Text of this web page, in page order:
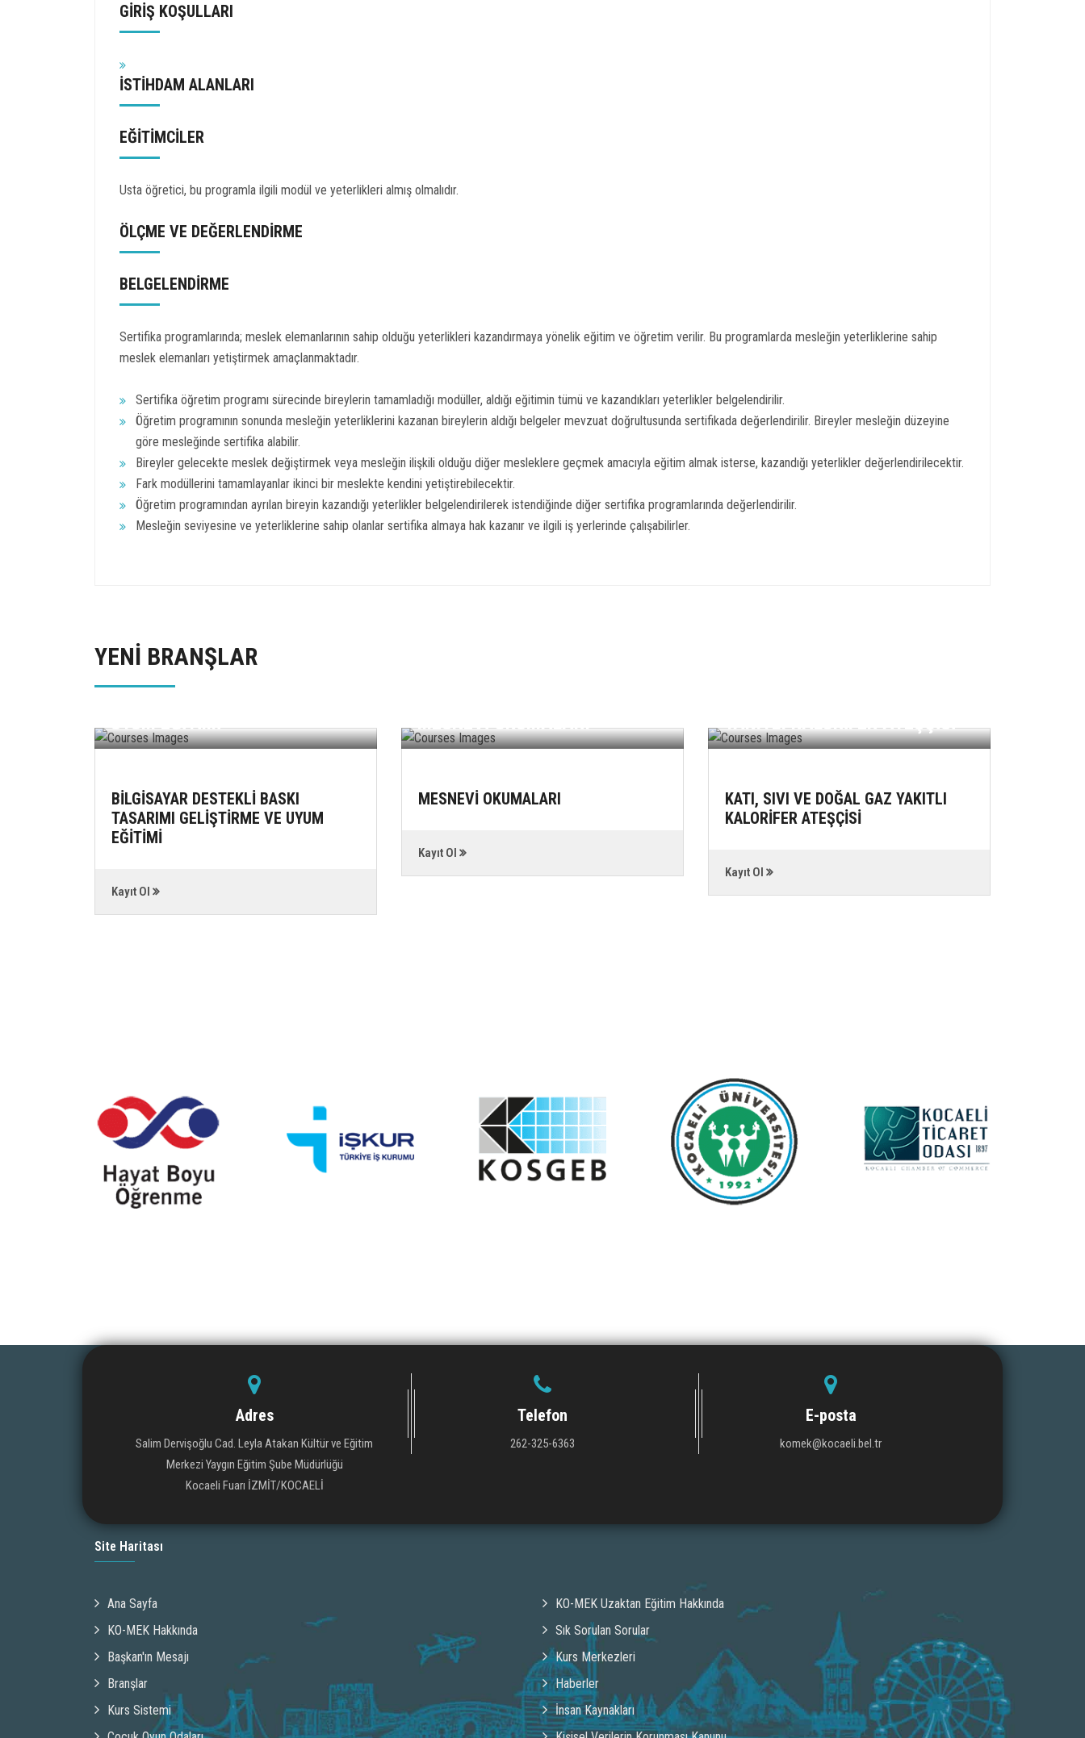
GİRİŞ KOŞULLARI
İSTİHDAM ALANLARI
EĞİTİMCİLER
Usta öğretici, bu programla ilgili modül ve yeterlikleri almış olmalıdır.
ÖLÇME VE DEĞERLENDİRME
BELGELENDİRME
Sertifika programlarında; meslek elemanlarının sahip olduğu yeterlikleri kazandırmaya yönelik eğitim ve öğretim verilir. Bu programlarda mesleğin yeterliklerine sahip
meslek elemanları yetiştirmek amaçlanmaktadır.
Sertifika öğretim programı sürecinde bireylerin tamamladığı modüller, aldığı eğitimin tümü ve kazandıkları yeterlikler belgelendirilir.
Öğretim programının sonunda mesleğin yeterliklerini kazanan bireylerin aldığı belgeler mevzuat doğrultusunda sertifikada değerlendirilir. Bireyler mesleğin düzeyine
göre mesleğinde sertifika alabilir.
Bireyler gelecekte meslek değiştirmek veya mesleğin ilişkili olduğu diğer mesleklere geçmek amacıyla eğitim almak isterse, kazandığı yeterlikler değerlendirilecektir.
Fark modüllerini tamamlayanlar ikinci bir meslekte kendini yetiştirebilecektir.
Öğretim programından ayrılan bireyin kazandığı yeterlikler belgelendirilerek istendiğinde diğer sertifika programlarında değerlendirilir.
Mesleğin seviyesine ve yeterliklerine sahip olanlar sertifika almaya hak kazanır ve ilgili iş yerlerinde çalışabilirler.
YENİ BRANŞLAR
BİLGİSAYAR DESTEKLİ BASKI
UYUM EĞİTİMİ
BİLGİSAYAR DESTEKLİ BASKI
TASARIMI GELİŞTİRME VE UYUM
EĞİTİMİ
Kayıt Ol
MESNEVİ OKUMALARI
MESNEVİ OKUMALARI
Kayıt Ol
YAKITLI KALORİFER ATEŞÇİSİ
KATI, SIVI VE DOĞAL GAZ YAKITLI
KALORİFER ATEŞÇİSİ
Kayıt Ol
Adres
Salim Dervişoğlu Cad. Leyla Atakan Kültür ve Eğitim
Merkezi Yaygın Eğitim Şube Müdürlüğü
Kocaeli Fuarı İZMİT/KOCAELİ
Telefon
262-325-6363
E-posta
komek@kocaeli.bel.tr
Site Haritası
Ana Sayfa
KO-MEK Uzaktan Eğitim Hakkında
KO-MEK Hakkında
Sık Sorulan Sorular
Başkan'ın Mesajı
Kurs Merkezleri
Branşlar
Haberler
Kurs Sistemi
İnsan Kaynakları